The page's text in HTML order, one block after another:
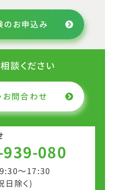
のお申込み
談ください
お問合わせ
080
～17:30
日除く)